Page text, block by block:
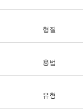
형질
용법
유형